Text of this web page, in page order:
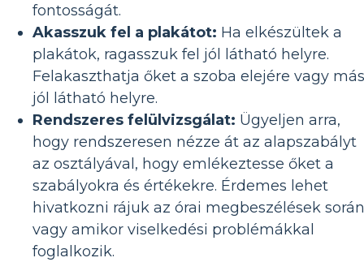
fontosságát.
Akasszuk fel a plakátot: Ha elkészültek a
plakátok, ragasszuk fel jól látható helyre.
Felakaszthatja őket a szoba elejére vagy más
jól látható helyre.
Rendszeres felülvizsgálat: Ügyeljen arra,
hogy rendszeresen nézze át az alapszabályt
az osztályával, hogy emlékeztesse őket a
szabályokra és értékekre. Érdemes lehet
hivatkozni rájuk az órai megbeszélések
vagy amikor viselkedési problémákkal
foglalkozik.